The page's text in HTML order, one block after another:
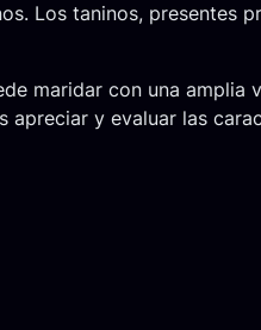
Los taninos, presentes
maridar con una
y evaluar las